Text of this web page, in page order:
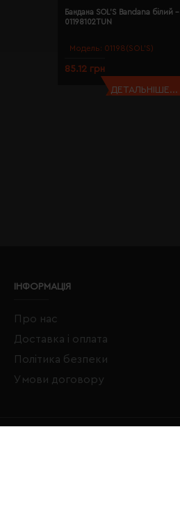
Модель: 01198(SOL’S)
Бандана SOL'S Bandana білий -
01198102TUN
85.12 грн
ДЕТАЛЬНІШЕ...
ІНФОРМАЦІЯ
Про нас
Доставка і оплата
Політика безпеки
Умови договору